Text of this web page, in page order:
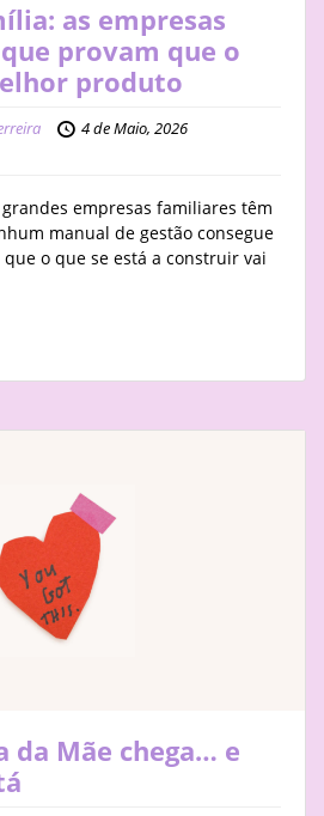
as empresas
provam que o
produto
4 de Maio, 2026
empresas familiares têm
manual de gestão consegue
o que se está a construir vai
da Mãe chega… e